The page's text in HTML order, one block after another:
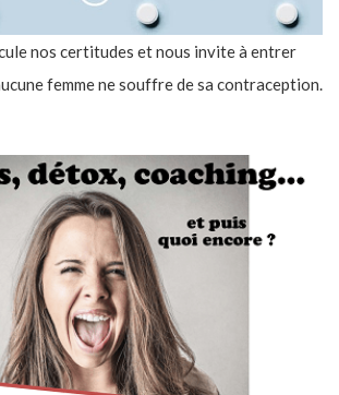
nos certitudes et nous invite à entrer
femme ne souffre de sa contraception.